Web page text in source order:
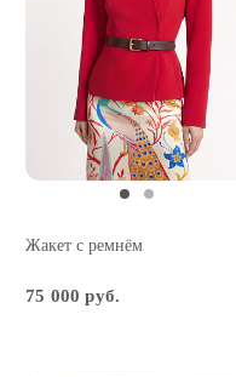
Жакет с ремнём
75 000 руб.